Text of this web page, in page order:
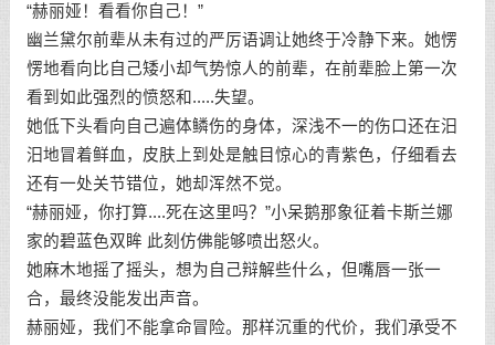
“赫丽娅！看看你自己！”
幽兰黛尔前辈从未有过的严厉语调让她终于冷静下来。她愣
愣地看向比自己矮小却气势惊人的前辈，在前辈脸上第一次
看到如此强烈的愤怒和.....失望。
她低下头看向自己遍体鳞伤的身体，深浅不一的伤口还在汨
汨地冒着鲜血，皮肤上到处是触目惊心的青紫色，仔细看去
还有一处关节错位，她却浑然不觉。
“赫丽娅，你打算....死在这里吗？”小呆鹅那象征着卡斯兰娜
家的碧蓝色双眸 此刻仿佛能够喷出怒火。
她麻木地摇了摇头，想为自己辩解些什么，但嘴唇一张一
合，最终没能发出声音。
赫丽娅，我们不能拿命冒险。那样沉重的代价，我们承受不